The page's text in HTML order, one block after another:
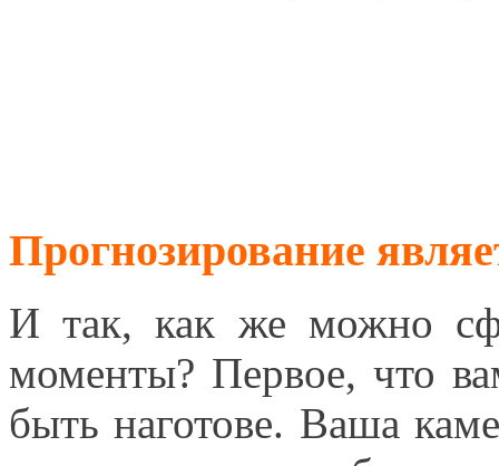
Прогнозирование
И так, как же можно
моменты? Первое, что
быть наготове. Ваша